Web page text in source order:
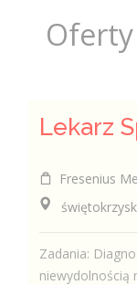
Fresenius
Zadania:
niewydolnością